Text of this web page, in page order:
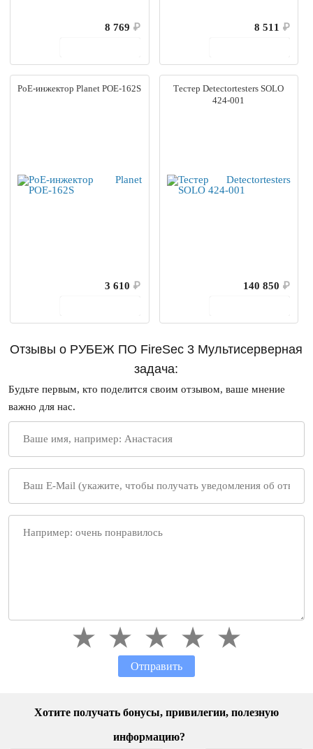
8 769 ₽
8 511 ₽
PoE-инжектор Planet POE-162S
3 610 ₽
Тестер Detectortesters SOLO
424-001
140 850 ₽
Отзывы о РУБЕЖ ПО FireSec 3 Мультисерверная
задача:
Будьте первым, кто поделится своим отзывом, ваше мнение
важно для нас.
Отправить
Хотите получать бонусы, привилегии, полезную
информацию?